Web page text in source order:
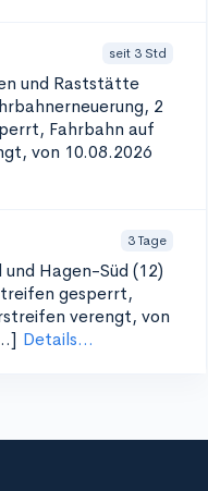
seit 3 Std
und Raststätte
2
Fahrbahn auf
von 10.08.2026
3 Tage
Hagen-Süd (12)
gesperrt,
verengt, von
Details...